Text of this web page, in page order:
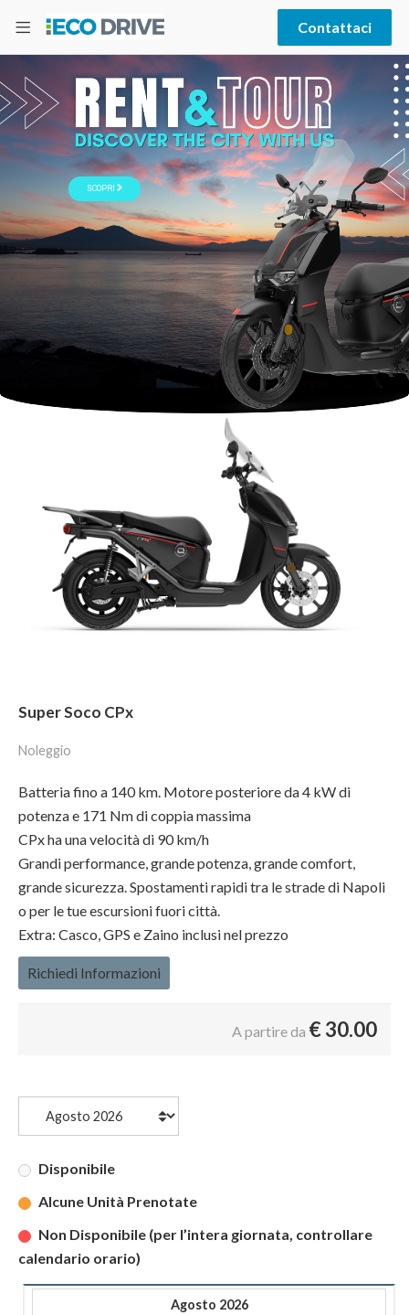
Contattaci
SCOPRI
Super Soco CPx
Noleggio
Batteria fino a 140 km. Motore posteriore da 4 kW di
potenza e 171 Nm di coppia massima
CPx ha una velocità di 90 km/h
Grandi performance, grande potenza, grande comfort,
grande sicurezza. Spostamenti rapidi tra le strade di Napoli
o per le tue escursioni fuori città.
Extra: Casco, GPS e Zaino inclusi nel prezzo
Richiedi Informazioni
A partire da €30.00
Disponibile
Alcune Unità Prenotate
Non Disponibile (per l’intera giornata, controllare
calendario orario)
Agosto 2026